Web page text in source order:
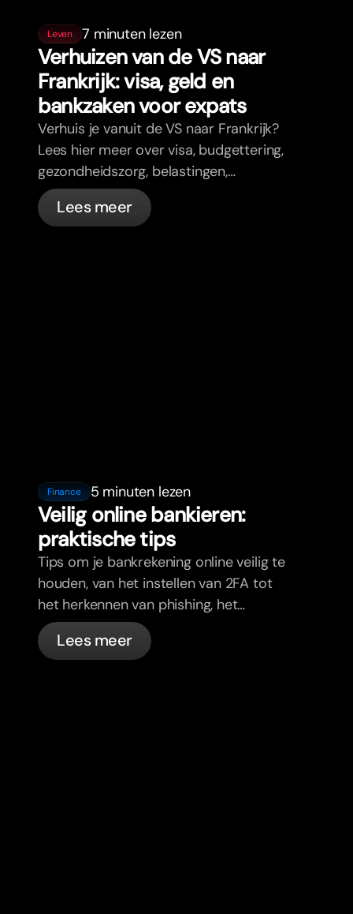
Leven 7 minuten lezen
Verhuizen van de VS naar
Frankrijk: visa, geld en
bankzaken voor expats
Verhuis je vanuit de VS naar Frankrijk?
Lees hier meer over visa, budgettering,
gezondheidszorg, belastingen,
verkeersregels en bankzaken voor
expats in Frankrijk met bunq.
Lees meer
Finance 5 minuten lezen
Veilig online bankieren:
praktische tips
Tips om je bankrekening online veilig te
houden, van het instellen van 2FA tot
het herkennen van phishing, het
beheren van je passen en wat bunq
automatisch voor je regelt.
Lees meer